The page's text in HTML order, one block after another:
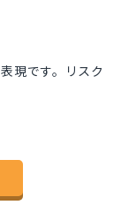
現です。リスク